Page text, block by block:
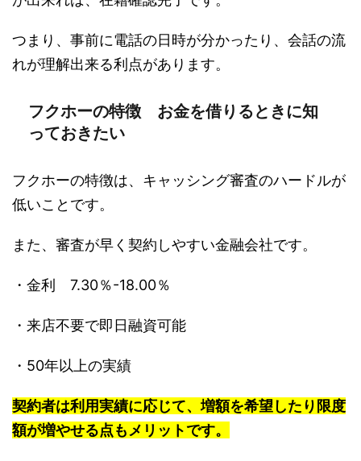
つまり、事前に電話の日時が分かったり、会話の流
れが理解出来る利点があります。
フクホーの特徴 お金を借りるときに知
っておきたい
フクホーの特徴は、キャッシング審査のハードルが
低いことです。
また、審査が早く契約しやすい金融会社です。
・金利 7.30％-18.00％
・来店不要で即日融資可能
・50年以上の実績
契約者は利用実績に応じて、増額を希望したり限度
額が増やせる点もメリットです。